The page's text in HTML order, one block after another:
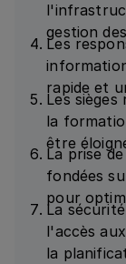
gestion
Les
rapide et
Les
la
être
La prise
fondées
pour
La
l'accès
la